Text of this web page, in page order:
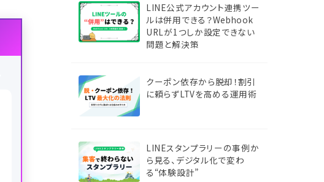
LINE公式アカウント連携ツー
ルは併用できる？Webhook
URLが1つしか設定できない
問題と解決策
クーポン依存から脱却！割引
に頼らずLTVを高める運用術
LINEスタンプラリーの事例か
ら見る、デジタル化で変わ
る“体験設計”